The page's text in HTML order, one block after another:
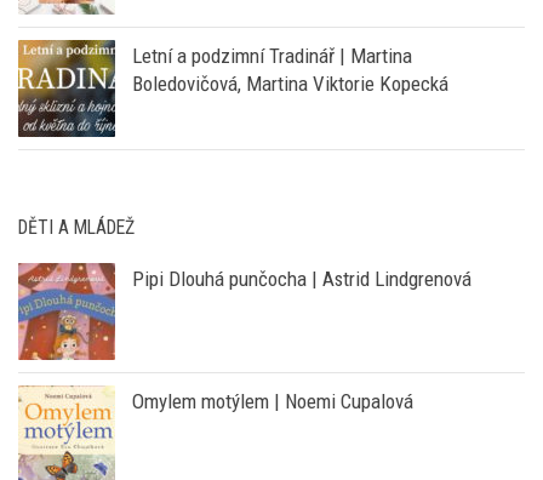
Letní a podzimní Tradinář | Martina
Boledovičová, Martina Viktorie Kopecká
DĚTI A MLÁDEŽ
Pipi Dlouhá punčocha | Astrid Lindgrenová
Omylem motýlem | Noemi Cupalová